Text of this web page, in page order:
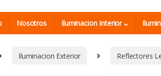
Nosotros Iluminacion Interior
Iluminacion Exterior Reflectores